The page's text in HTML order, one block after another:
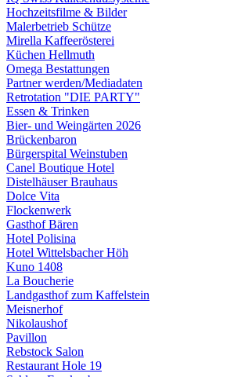
Hochzeitsfilme & Bilder
Malerbetrieb Schütze
Mirella Kaffeerösterei
Küchen Hellmuth
Omega Bestattungen
Partner werden/Mediadaten
Retrotation "DIE PARTY"
Essen & Trinken
Bier- und Weingärten 2026
Brückenbaron
Bürgerspital Weinstuben
Canel Boutique Hotel
Distelhäuser Brauhaus
Dolce Vita
Flockenwerk
Gasthof Bären
Hotel Polisina
Hotel Wittelsbacher Höh
Kuno 1408
La Boucherie
Landgasthof zum Kaffelstein
Meisnerhof
Nikolaushof
Pavillon
Rebstock Salon
Restaurant Hole 19